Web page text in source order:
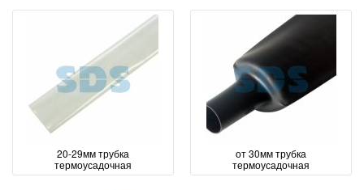
20-29мм трубка
термоусадочная
от 30мм трубка
термоусадочная